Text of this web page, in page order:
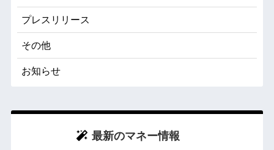
プレスリリース
その他
お知らせ
最新のマネー情報